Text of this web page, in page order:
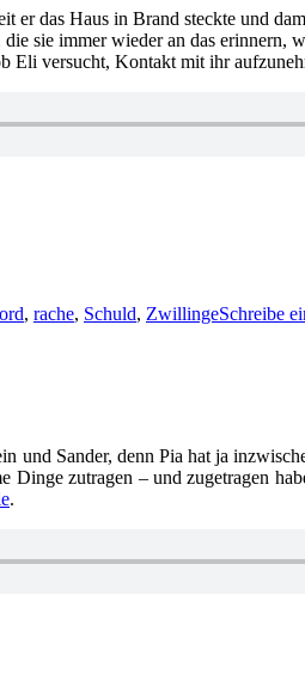
das Haus in Brand steckte und
sie immer wieder an das erinnern,
Eli versucht, Kontakt mit ihr
, rache, Schuld, ZwillingeSchreibe
Sander, denn Pia hat ja
Dinge zutragen – und zugetragen
.